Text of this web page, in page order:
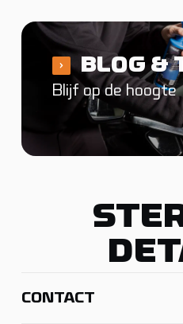
BLOG &
Blijf op de hoogte
CONTACT